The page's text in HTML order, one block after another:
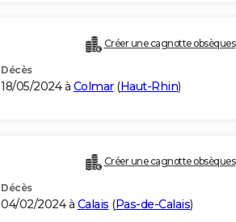
Créer une cagnotte obsèques
Décès
18/05/2024 à Colmar(Haut-Rhin)
Créer une cagnotte obsèques
Décès
04/02/2024 à Calais (Pas-de-Calais)